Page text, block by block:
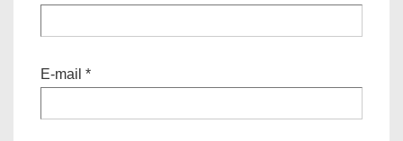
E-mail *